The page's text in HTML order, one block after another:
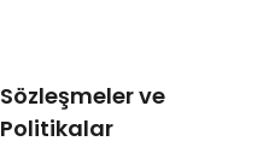
Sözleşmeler ve
Politikalar